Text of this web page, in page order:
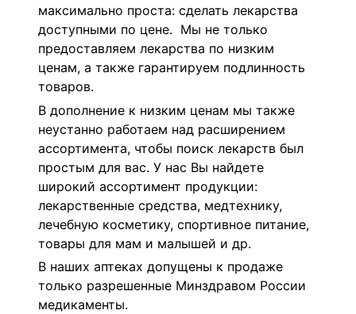
максимально проста: сделать лекарства
доступными по цене. Мы не только
предоставляем лекарства по низким
ценам, а также гарантируем подлинность
товаров.
В дополнение к низким ценам мы также
неустанно работаем над расширением
ассортимента, чтобы поиск лекарств был
простым для вас. У нас Вы найдете
широкий ассортимент продукции:
лекарственные средства, медтехнику,
лечебную косметику, спортивное питание,
товары для мам и малышей и др.
В наших аптеках допущены к продаже
только разрешенные Минздравом России
медикаменты.